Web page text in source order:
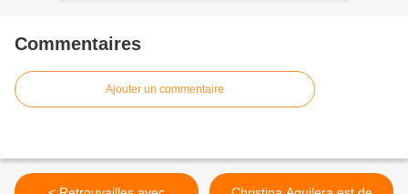
Commentaires
Ajouter un commentaire